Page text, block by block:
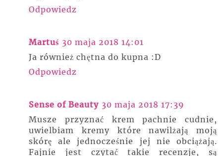
Odpowiedz
Martuś 30 maja 2018 14:01
Ja również chętna do kupna :D
Odpowiedz
Sense of Beauty 30 maja 2018 17:39
Musze przyznać krem pachnie cudnie,
uwielbiam kremy które nawilżają moją
skórę ale jednocześnie jej nie obciążają.
Fajnie jest czytać takie recenzje, są